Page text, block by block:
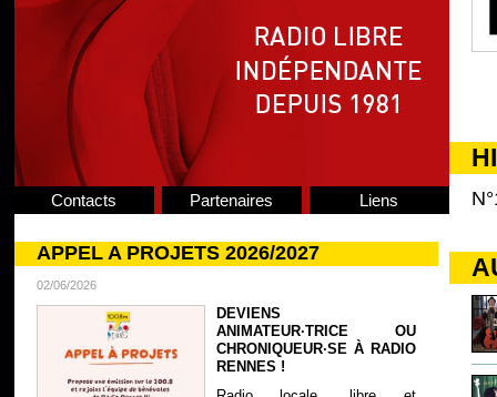
Contacts Partenaires Liens
APPEL A PROJETS 2026/2027
02/06/2026
DEVIENS
ANIMATEUR·TRICE OU
CHRONIQUEUR·SE À RADIO
RENNES !